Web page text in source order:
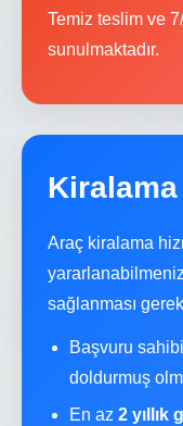
Temiz teslim ve
sunulmaktadır.
Kiralama
Araç kiralama
sağlanması
Başvuru
doldurmuş
En az 2 yıllık